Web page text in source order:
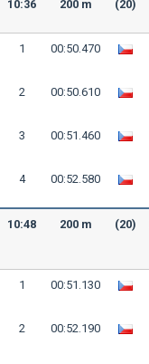
10:36 200 m (20)
1 00:50.470
2 00:50.610
3 00:51.460
4 00:52.580
10:48 200 m (20)
1 00:51.130
2 00:52.190